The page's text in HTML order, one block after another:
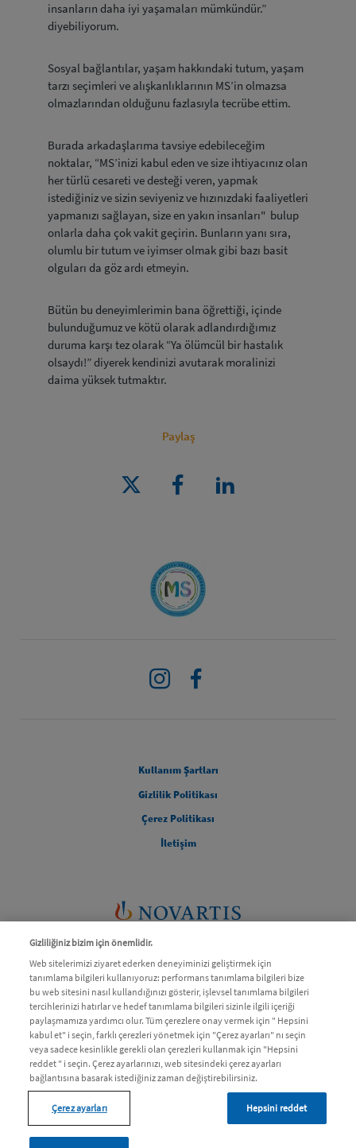
insanların daha iyi yaşamaları mümkündür.”
diyebiliyorum.
Sosyal bağlantılar, yaşam hakkındaki tutum, yaşam
tarzı seçimleri ve alışkanlıklarının MS’in olmazsa
olmazlarından olduğunu fazlasıyla tecrübe ettim.
Burada arkadaşlarıma tavsiye edebileceğim
noktalar, “MS’inizi kabul eden ve size ihtiyacınız olan
her türlü cesareti ve desteği veren, yapmak
istediğiniz ve sizin seviyeniz ve hızınızdaki faaliyetleri
yapmanızı sağlayan, size en yakın insanları" bulup
onlarla daha çok vakit geçirin. Bunların yanı sıra,
olumlu bir tutum ve iyimser olmak gibi bazı basit
olguları da göz ardı etmeyin.
Bütün bu deneyimlerimin bana öğrettiği, içinde
bulunduğumuz ve kötü olarak adlandırdığımız
duruma karşı tez olarak “Ya ölümcül bir hastalık
olsaydı!” diyerek kendinizi avutarak moralinizi
daima yüksek tutmaktır.
Paylaş
Instagram
Kullanım Şartları
Gizlilik Politikası
Çerez Politikası
İletişim
Bu sitedeki bilgiler bir hekim veya eczacıya danışmanın yerine
geçemez.
Daha fazla bilgi için bir hekime ve/veya bir eczacıya danışınız.
© 2026 Novartis Sağlık Gıda ve Tarım Ürünleri San. ve Tic. A.Ş
Son Güncellenme Tarihi: 07.10.2024
Gizliliğiniz bizim için önemlidir.
Web sitelerimizi ziyaret ederken deneyiminizi geliştirmek için
tanımlama bilgileri kullanıyoruz: performans tanımlama bilgileri bize
bu web sitesini nasıl kullandığınızı gösterir, işlevsel tanımlama bilgileri
tercihlerinizi hatırlar ve hedef tanımlama bilgileri sizinle ilgili içeriği
paylaşmamıza yardımcı olur. Tüm çerezlere onay vermek için " Hepsini
kabul et" i seçin, farklı çerezleri yönetmek için "Çerez ayarları" nı seçin
veya sadece kesinlikle gerekli olan çerezleri kullanmak için "Hepsini
reddet " i seçin. Çerez ayarlarınızı, web sitesindeki çerez ayarları
bağlantısına basarak istediğiniz zaman değiştirebilirsiniz.
Çerez ayarları Hepsini reddet